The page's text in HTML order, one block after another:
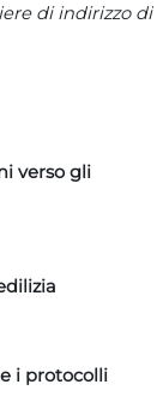
di indirizzo di
verso gli
e i protocolli